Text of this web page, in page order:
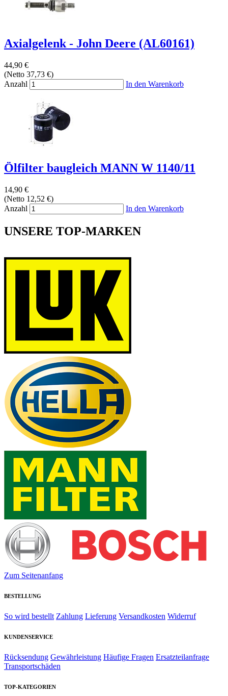
Axialgelenk - John Deere (AL60161)
44,90 €
(Netto 37,73 €)
Anzahl
In den Warenkorb
Ölfilter baugleich MANN W 1140/11
14,90 €
(Netto 12,52 €)
Anzahl
In den Warenkorb
UNSERE TOP-MARKEN
Zum Seitenanfang
BESTELLUNG
So wird bestellt Zahlung Lieferung Versandkosten Widerruf
KUNDENSERVICE
Rücksendung Gewährleistung Häufige Fragen Ersatzteilanfrage
Transportschäden
TOP-KATEGORIEN